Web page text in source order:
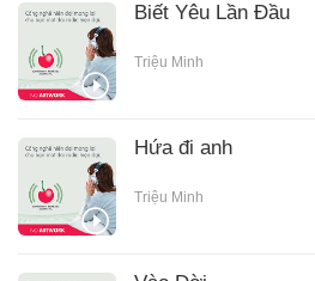
Biết Yêu Lần Đầu
Triệu Minh
Hứa đi anh
Triệu Minh